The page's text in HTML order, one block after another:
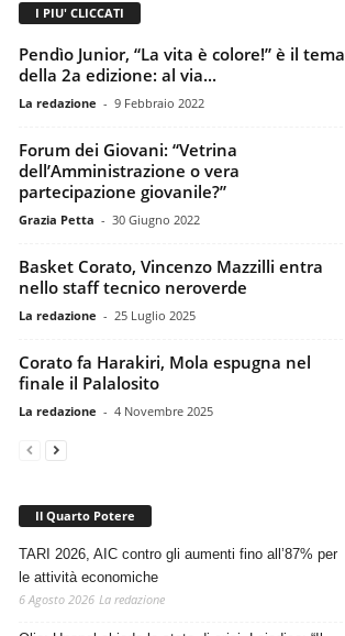
I PIU' CLICCATI
Pendìo Junior, “La vita è colore!” è il tema
della 2a edizione: al via...
La redazione - 9 Febbraio 2022
Forum dei Giovani: “Vetrina
dell’Amministrazione o vera
partecipazione giovanile?”
Grazia Petta - 30 Giugno 2022
Basket Corato, Vincenzo Mazzilli entra
nello staff tecnico neroverde
La redazione - 25 Luglio 2025
Corato fa Harakiri, Mola espugna nel
finale il Palalosito
La redazione - 4 Novembre 2025
Il Quarto Potere
TARI 2026, AIC contro gli aumenti fino all’87% per
le attività economiche
6 Agosto 2026 La redazione